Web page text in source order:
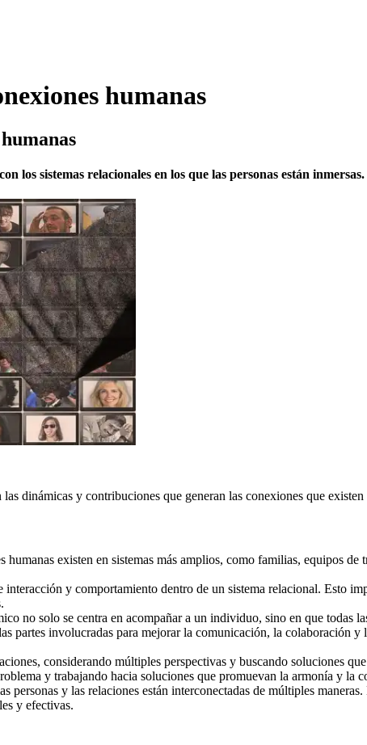
humanas
los sistemas relacionales en los que las personas están inmersas.
dinámicas y contribuciones que generan las conexiones que
humanas existen en sistemas más amplios, como familias, equipos
interacción y comportamiento dentro de un sistema relacional. Esto
no solo se centra en acompañar a un individuo, sino en que todas
partes involucradas para mejorar la comunicación, la colaboración
considerando múltiples perspectivas y buscando soluciones
y trabajando hacia soluciones que promuevan la armonía y la
personas y las relaciones están interconectadas de múltiples
y efectivas.